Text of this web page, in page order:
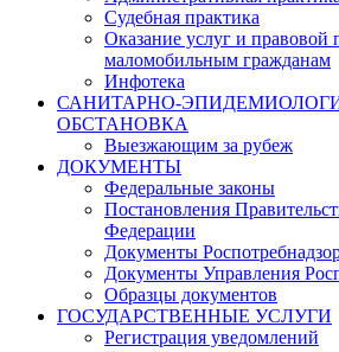
Судебная практика
Оказание услуг и
маломобильным гражданам
Инфотека
САНИТАРНО-
ОБСТАНОВКА
Выезжающим за рубеж
ДОКУМЕНТЫ
Федеральные законы
Постановления
Федерации
Документы
Документы Управления
Образцы документов
ГОСУДАРСТВЕННЫЕ УСЛУГИ
Регистрация уведомлений